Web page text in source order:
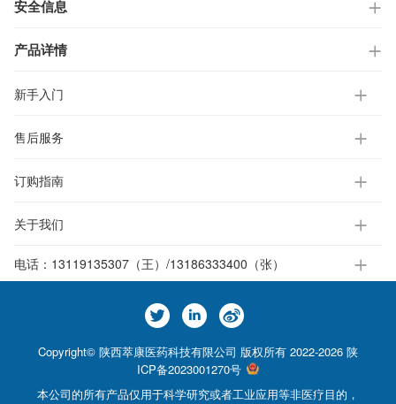
安全信息
产品详情
新手入门
售后服务
订购指南
关于我们
电话： 13119135307（王）/13186333400（张）
Copyright© 陕西萃康医药科技有限公司 版权所有 2022-2026 陕
ICP备2023001270号
本公司的所有产品仅用于科学研究或者工业应用等非医疗目的，